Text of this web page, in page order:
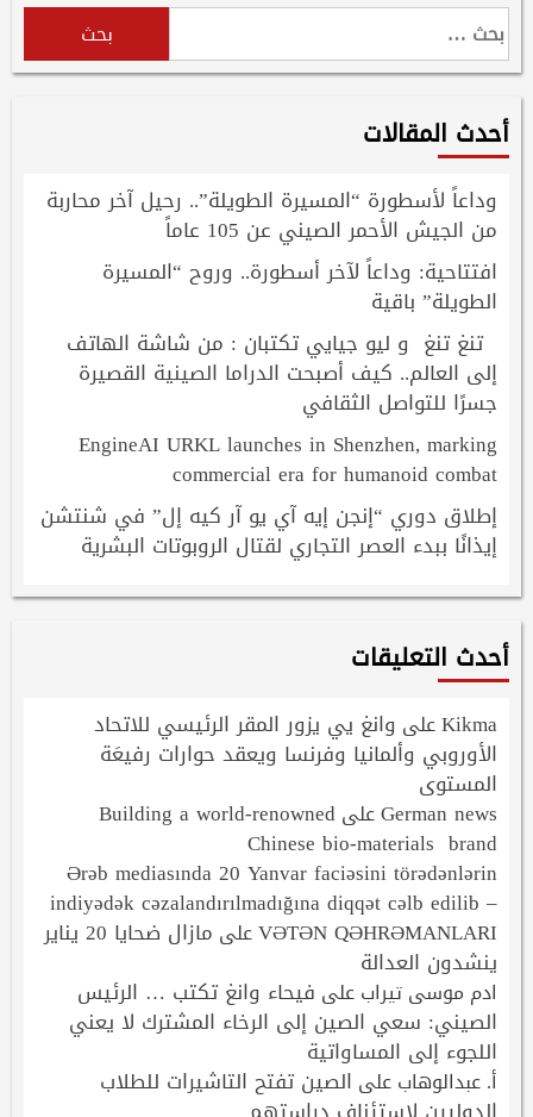
البحث
عن:
أحدث المقالات
وداعاً لأسطورة “المسيرة الطويلة”.. رحيل آخر محاربة
من الجيش الأحمر الصيني عن 105 عاماً
افتتاحية: وداعاً لآخر أسطورة.. وروح “المسيرة
الطويلة” باقية
تنغ تنغ و ليو جيايي تكتبان : من شاشة الهاتف
إلى العالم.. كيف أصبحت الدراما الصينية القصيرة
جسرًا للتواصل الثقافي
EngineAI URKL launches in Shenzhen, marking
commercial era for humanoid combat
إطلاق دوري “إنجن إيه آي يو آر كيه إل” في شنتشن
إيذانًا ببدء العصر التجاري لقتال الروبوتات البشرية
أحدث التعليقات
Kikmaعلى وانغ يي يزور المقر الرئيسي للاتحاد
الأوروبي وألمانيا وفرنسا ويعقد حوارات رفيعَة
المستوى
German newsعلى Building a world-renowned
Chinese bio-materials brand
Ərəb mediasında 20 Yanvar faciəsini törədənlərin
indiyədək cəzalandırılmadığına diqqət cəlb edilib –
VƏTƏN QƏHRƏMANLARIعلى مازال ضحايا 20 يناير
ينشدون العدالة
ادم موسى تيرابعلى فيحاء وانغ تكتب … الرئيس
الصيني: سعي الصين إلى الرخاء المشترك لا يعني
اللجوء إلى المساواتية
أ. عبدالوهابعلى الصين تفتح التاشيرات للطلاب